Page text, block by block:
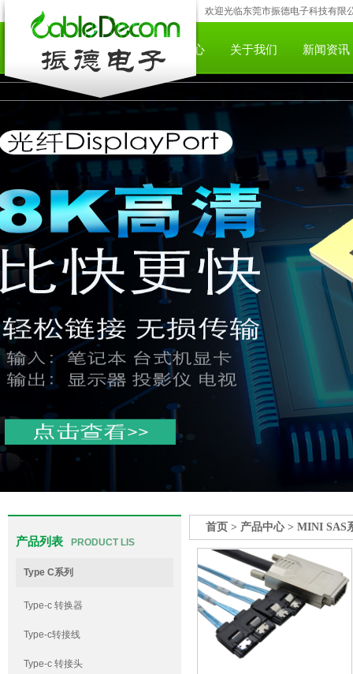
欢迎光临东莞市振德电子科技有限
网站首页 产品中心 下载中心 关于我们 新闻资讯
产品列表 PRODUCT LIS
Type C系列
Type-c 转换器
Type-c转接线
Type-c 转接头
首页 > 产品中心> MINI SAS